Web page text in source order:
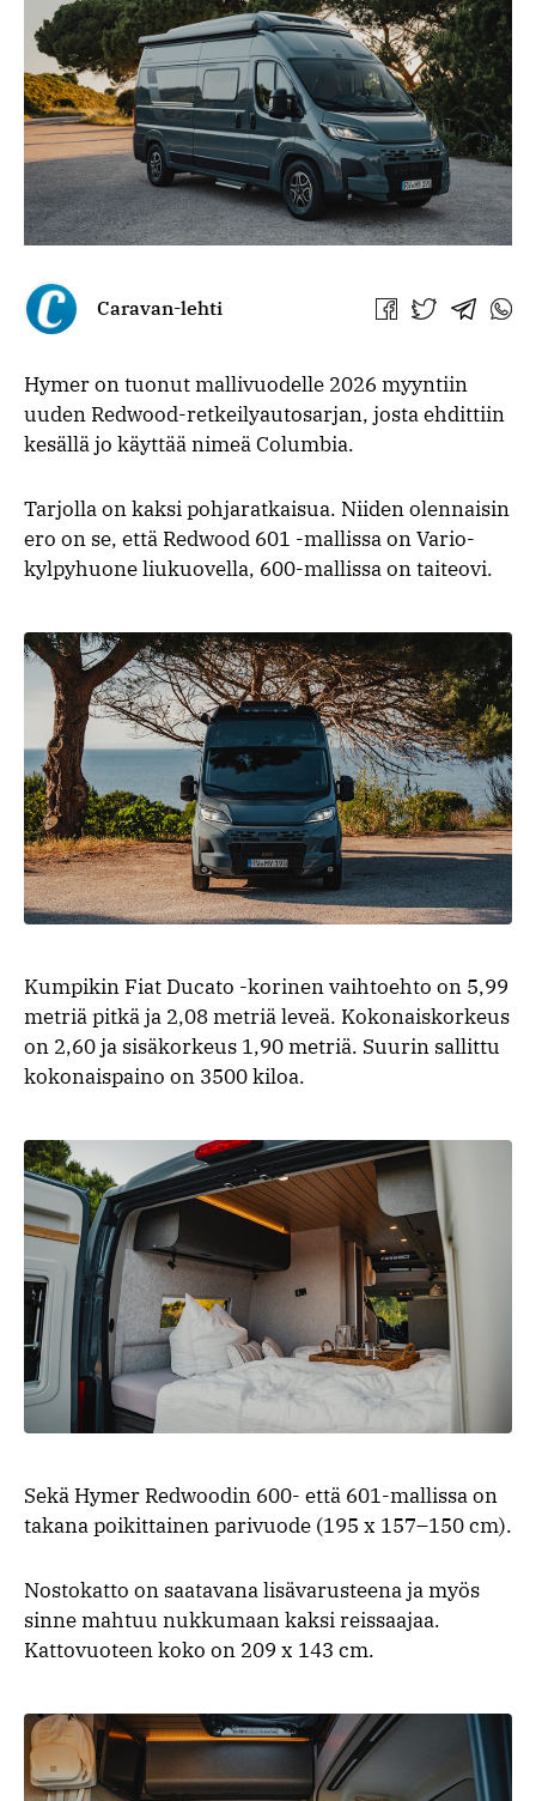
Caravan-lehti
Jaa Jaa Jaa Jaa
Hymer on tuonut mallivuodelle 2026 myyntiin
uuden Redwood-retkeilyautosarjan, josta ehdittiin
kesällä jo käyttää nimeä Columbia.
Tarjolla on kaksi pohjaratkaisua. Niiden olennaisin
ero on se, että Redwood 601 -mallissa on Vario-
kylpyhuone liukuovella, 600-mallissa on taiteovi.
Kumpikin Fiat Ducato -korinen vaihtoehto on 5,99
metriä pitkä ja 2,08 metriä leveä. Kokonaiskorkeus
on 2,60 ja sisäkorkeus 1,90 metriä. Suurin sallittu
kokonaispaino on 3500 kiloa.
Sekä Hymer Redwoodin 600- että 601-mallissa on
takana poikittainen parivuode (195 x 157–150 cm).
Nostokatto on saatavana lisävarusteena ja myös
sinne mahtuu nukkumaan kaksi reissaajaa.
Kattovuoteen koko on 209 x 143 cm.